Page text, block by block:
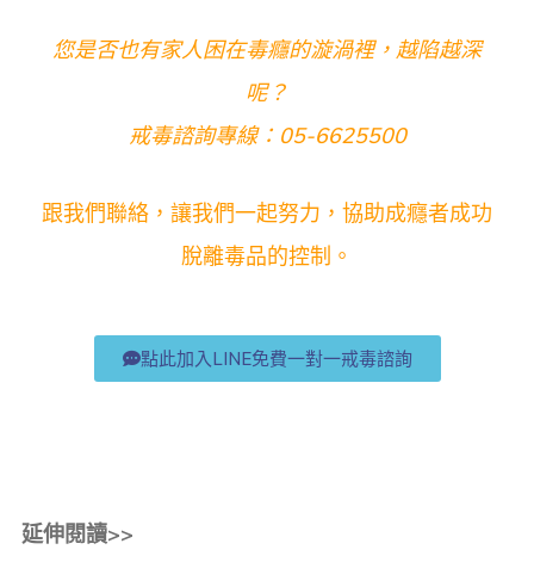
您是否也有家人困在毒癮的漩渦裡，越陷越深
呢？
戒毒諮詢專線：05-6625500
跟我們聯絡，讓我們一起努力，協助成癮者成功
脫離毒品的控制。
點此加入LINE免費一對一戒毒諮詢
延伸閱讀>>